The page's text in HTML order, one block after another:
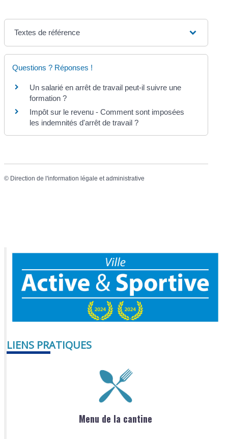
Textes de référence
Questions ? Réponses !
Un salarié en arrêt de travail peut-il suivre une
formation ?
Impôt sur le revenu - Comment sont imposées
les indemnités d'arrêt de travail ?
© Direction de l'information légale et administrative
LIENS PRATIQUES
Menu de la cantine